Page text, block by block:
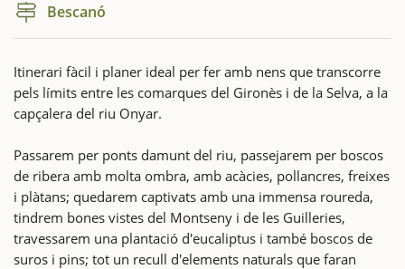
Bescanó
Itinerari fàcil i planer ideal per fer amb nens que transcorre
pels límits entre les comarques del Gironès i de la Selva, a la
capçalera del riu Onyar.
Passarem per ponts damunt del riu, passejarem per boscos
de ribera amb molta ombra, amb acàcies, pollancres, freixes
i plàtans; quedarem captivats amb una immensa roureda,
tindrem bones vistes del Montseny i de les Guilleries,
travessarem una plantació d'eucaliptus i també boscos de
suros i pins; tot un recull d'elements naturals que faran